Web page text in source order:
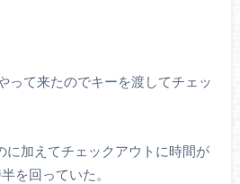
って来たのでキーを渡してチェッ
に加えてチェックアウトに時間が
を回っていた。